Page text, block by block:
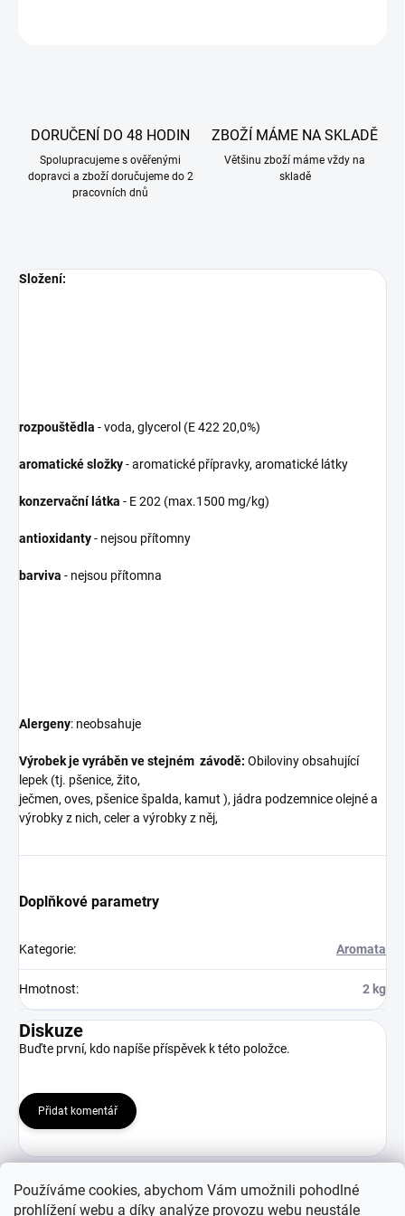
Používáme cookies, abychom Vám umožnili pohodlné
prohlížení webu a díky analýze provozu webu neustále
DORUČENÍ DO 48 HODIN
Spolupracujeme s ověřenými
dopravci a zboží doručujeme do 2
pracovních dnů
ZBOŽÍ MÁME NA SKLADĚ
Většinu zboží máme vždy na
skladě
Složení:
rozpouštědla - voda, glycerol (E 422 20,0%)
aromatické složky- aromatické přípravky, aromatické látky
konzervační látka - E 202 (max.1500 mg/kg)
antioxidanty- nejsou přítomny
barviva - nejsou přítomna
Alergeny: neobsahuje
Výrobek je vyráběn ve stejném závodě: Obiloviny obsahující
lepek (tj. pšenice, žito,
ječmen, oves, pšenice špalda, kamut ), jádra podzemnice olejné a
výrobky z nich, celer a výrobky z něj,
Doplňkové parametry
Kategorie: Aromata
Hmotnost: 2 kg
Diskuze
Buďte první, kdo napíše příspěvek k této položce.
Přidat komentář